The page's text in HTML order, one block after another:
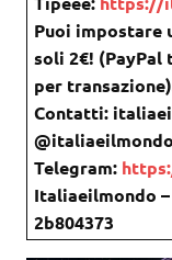
Puoi impostare
soli 2€! (PayPal
per
Contatti:
Telegram:
Italiaeilmondo
2b804373